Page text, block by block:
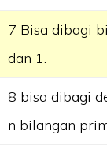
7 Bisa dibagi
dan 1.
8 bisa dibagi
n bilangan